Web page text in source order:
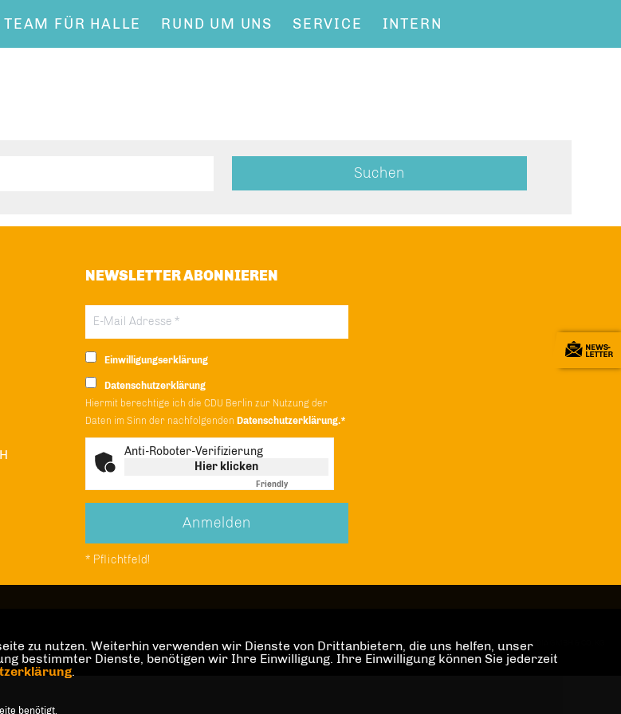
TEAM FÜR HALLE RUND UM UNS SERVICE INTERN
NEWSLETTER ABONNIEREN
Einwilligungserklärung
Datenschutzerklärung
Hiermit berechtige ich die CDU Berlin zur Nutzung der
Daten im Sinn der nachfolgenden Datenschutzerklärung.*
Anti-Roboter-Verifizierung
Hier klicken
Friendly
* Pflichtfeld!
REALISATION: SHARKNESS MEDIA GMBH & CO. KG
zu nutzen. Weiterhin verwenden wir Dienste von Drittanbietern, die uns helfen, unser
bestimmter Dienste, benötigen wir Ihre Einwilligung. Ihre Einwilligung können Sie jederzeit
.
benötigt.